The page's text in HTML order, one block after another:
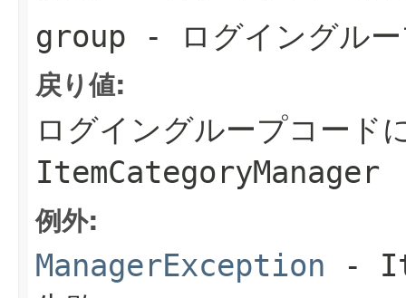
group - ログイングルー
戻り値:
ログイングループコード
ItemCategoryManager
例外:
ManagerException -